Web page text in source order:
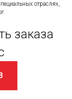
отраслях,
заказа